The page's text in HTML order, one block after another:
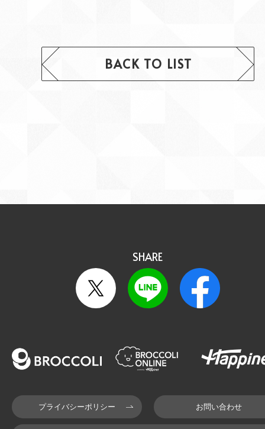
BACK TO LIST
SHARE
プライバシーポリシー お問い合わせ